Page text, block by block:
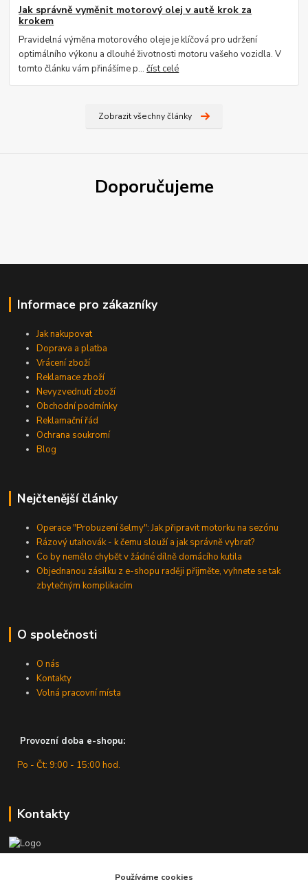
Jak správně vyměnit motorový olej v autě krok za
krokem
Pravidelná výměna motorového oleje je klíčová pro udržení
optimálního výkonu a dlouhé životnosti motoru vašeho vozidla. V
tomto článku vám přinášíme p...číst celé
Zobrazit všechny články
Doporučujeme
Informace pro zákazníky
Jak nakupovat
Doprava a platba
Vrácení zboží
Reklamace zboží
Nevyzvednutí zboží
Obchodní podmínky
Reklamační řád
Ochrana soukromí
Blog
Nejčtenější články
Operace "Probuzení šelmy": Jak připravit motorku na sezónu
Rázový utahovák - k čemu slouží a jak správně vybrat?
Co by nemělo chybět v žádné dílně domácího kutila
Objednanou zásilku z e-shopu raději přijměte, vyhnete se tak
zbytečným komplikacím
O společnosti
O nás
Kontakty
Volná pracovní místa
Provozní doba e-shopu:
Po - Čt: 9:00 - 15:00 hod.
Kontakty
Používáme cookies